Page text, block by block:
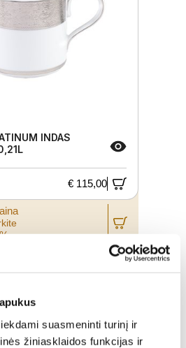
suasmeninti turinį ir
žiniasklaidos funkcijas ir
INDAS
€ 115,00